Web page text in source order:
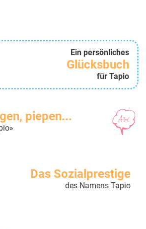
Ein persönliches
Glücksbuch
für Tapio
piepen...
Das Sozialprestige
des Namens Tapio